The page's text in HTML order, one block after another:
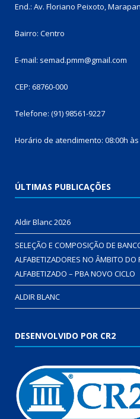
End.: Av. Floriano Peixoto,
Bairro: Centro
E-mail: semad.pmm@gmail.com
CEP: 68760-000
Telefone: (91) 98561-9227
Horário de atendimento: 08:00h às
ÚLTIMAS PUBLICAÇÕES
Aldir Blanc 2026
SELEÇÃO E COMPOSIÇÃO DE
ALFABETIZADORES NO ÂMBITO DO
ALFABETIZADO – PBA NOVO CICLO
ALDIR BLANC
DESENVOLVIDO POR CR2